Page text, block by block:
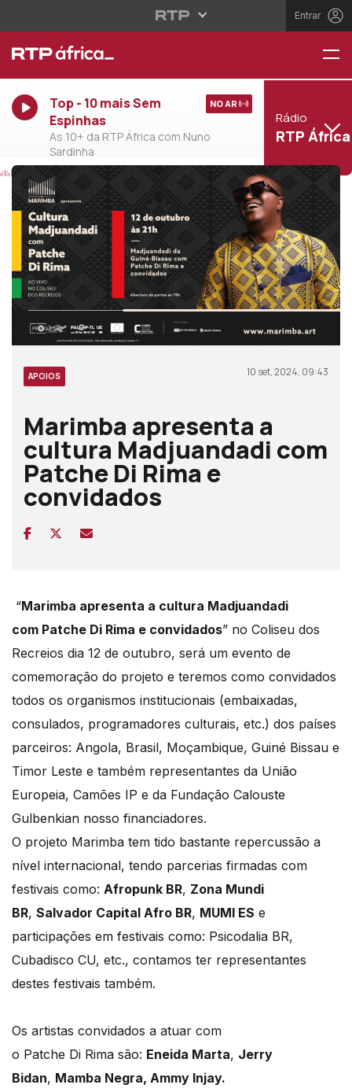
Entrar
Top - 10 mais Sem
Espinhas
As 10+ da RTP África com Nuno
Sardinha
NO AR
Rádio
RTP África
APOIOS 10 set, 2024, 09:43
Marimba apresenta a
cultura Madjuandadi com
Patche Di Rima e
convidados
“Marimba apresenta a cultura Madjuandadi
com Patche Di Rima e convidados” no Coliseu dos
Recreios dia 12 de outubro, será um evento de
comemoração do projeto e teremos como convidados
todos os organismos institucionais (embaixadas,
consulados, programadores culturais, etc.) dos países
parceiros: Angola, Brasil, Moçambique, Guiné Bissau e
Timor Leste e também representantes da União
Europeia, Camões IP e da Fundação Calouste
Gulbenkian nosso financiadores.
O projeto Marimba tem tido bastante repercussão a
nível internacional, tendo parcerias firmadas com
festivais como: Afropunk BR, Zona Mundi
BR, Salvador Capital Afro BR, MUMI ES e
participações em festivais como: Psicodalia BR,
Cubadisco CU, etc., contamos ter representantes
destes festivais também.
Os artistas convidados a atuar com
o Patche Di Rima são: Eneida Marta, Jerry
Bidan, Mamba Negra, Ammy Injay.